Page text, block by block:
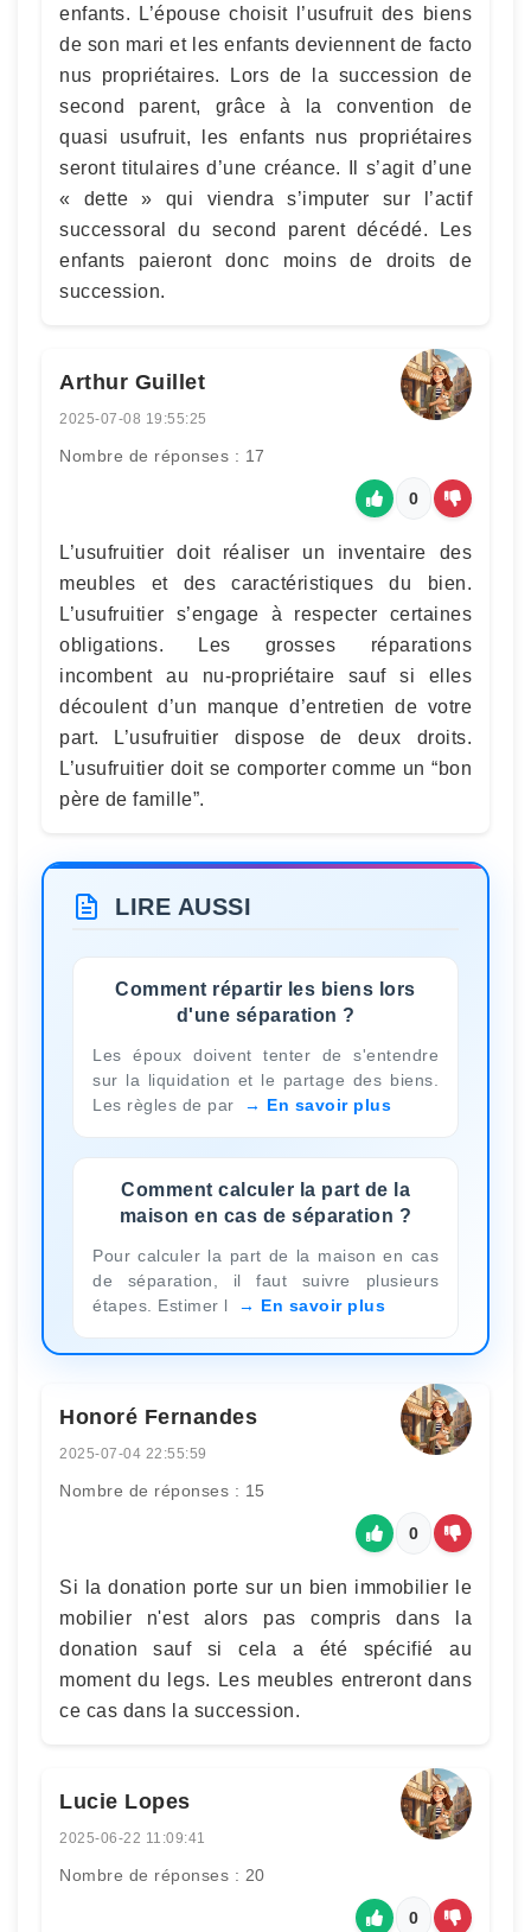
enfants. L’épouse choisit l’usufruit des biens
de son mari et les enfants deviennent de facto
nus propriétaires. Lors de la succession de
second parent, grâce à la convention de
quasi usufruit, les enfants nus propriétaires
seront titulaires d’une créance. Il s’agit d’une
« dette » qui viendra s’imputer sur l’actif
successoral du second parent décédé. Les
enfants paieront donc moins de droits de
succession.
Arthur Guillet
2025-07-08 19:55:25
Nombre de réponses : 17
0
L’usufruitier doit réaliser un inventaire des
meubles et des caractéristiques du bien.
L’usufruitier s’engage à respecter certaines
obligations. Les grosses réparations
incombent au nu-propriétaire sauf si elles
découlent d’un manque d’entretien de votre
part. L’usufruitier dispose de deux droits.
L’usufruitier doit se comporter comme un “bon
père de famille”.
LIRE AUSSI
Comment répartir les biens lors
d'une séparation ?
Les époux doivent tenter de s'entendre
sur la liquidation et le partage des biens.
Les règles de par
En savoir plus
Comment calculer la part de la
maison en cas de séparation ?
Pour calculer la part de la maison en cas
de séparation, il faut suivre plusieurs
étapes. Estimer l
En savoir plus
Honoré Fernandes
2025-07-04 22:55:59
Nombre de réponses : 15
0
Si la donation porte sur un bien immobilier le
mobilier n'est alors pas compris dans la
donation sauf si cela a été spécifié au
moment du legs. Les meubles entreront dans
ce cas dans la succession.
Lucie Lopes
2025-06-22 11:09:41
Nombre de réponses : 20
0